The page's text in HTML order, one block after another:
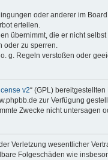
oder anderer im
erteilen.
übernimmt, die er nicht
oder zu sperren.
g. Regeln verstoßen oder
v2“ (GPL)
zur Verfügung
Zwecke nicht untersagen
Verletzung wesentlicher
Folgeschäden wie